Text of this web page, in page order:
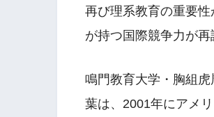
再び理系教育の重要
が持つ国際競争力が再
鳴門教育大学・胸組
葉は、2001年にアメ